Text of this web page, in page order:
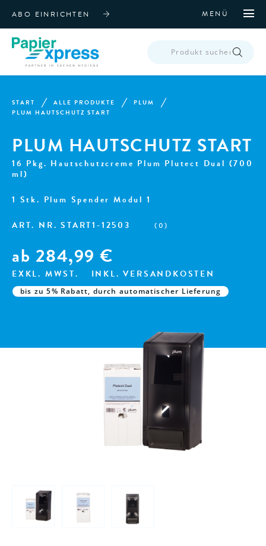
ABO EINRICHTEN MENÜ
SEARCH
START ALLE PRODUKTE
PLUM
PLUM HAUTSCHUTZ START
PLUM HAUTSCHUTZ START
16 Pkg. Hautschutzcreme Plum Plutect Dual (700
ml)
1 Stk. Plum Spender Modul 1
ART. NR.START1-12503 (0)
ab 284,99 €
EXKL. MWST. INKL. VERSANDKOSTEN
bis zu 5% Rabatt, durch automatischer Lieferung